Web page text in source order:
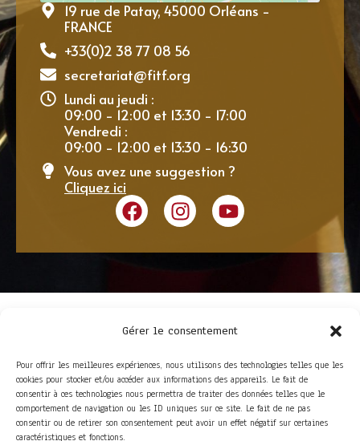
Gérer le consentement
Pour offrir les meilleures expériences, nous utilisons des technologies telles que les
cookies pour stocker et/ou accéder aux informations des appareils. Le fait de
consentir à ces technologies nous permettra de traiter des données telles que le
comportement de navigation ou les ID uniques sur ce site. Le fait de ne pas
consentir ou de retirer son consentement peut avoir un effet négatif sur certaines
caractéristiques et fonctions.
19 rue de Patay, 45000 Orléans -
FRANCE
+33(0)2 38 77 08 56
secretariat@fitf.org
Lundi au jeudi :
09:00 - 12:00 et 13:30 - 17:00
Vendredi :
09:00 - 12:00 et 13:30 - 16:30
Vous avez une suggestion ?
Cliquez ici
ACCÈS RAPIDE